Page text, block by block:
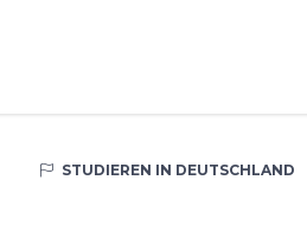
STUDIEREN IN DEUTSCHLAND